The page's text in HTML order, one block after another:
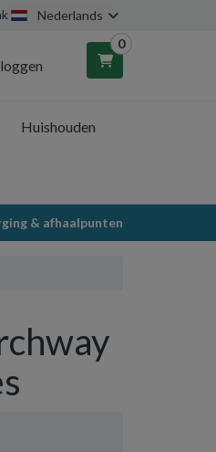
Nederlands
0
leeg.
Huishouden
& afhaalpunten